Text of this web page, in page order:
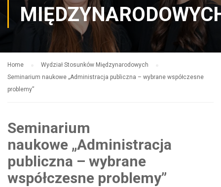
Home
Wydział Stosunków Międzynarodowych
Seminarium naukowe „Administracja publiczna – wybrane współczesne
problemy”
Seminarium
naukowe „Administracja
publiczna – wybrane
współczesne problemy”